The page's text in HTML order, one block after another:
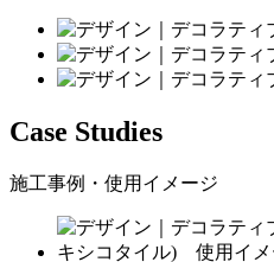
Case Studies
施工事例・使用イメージ